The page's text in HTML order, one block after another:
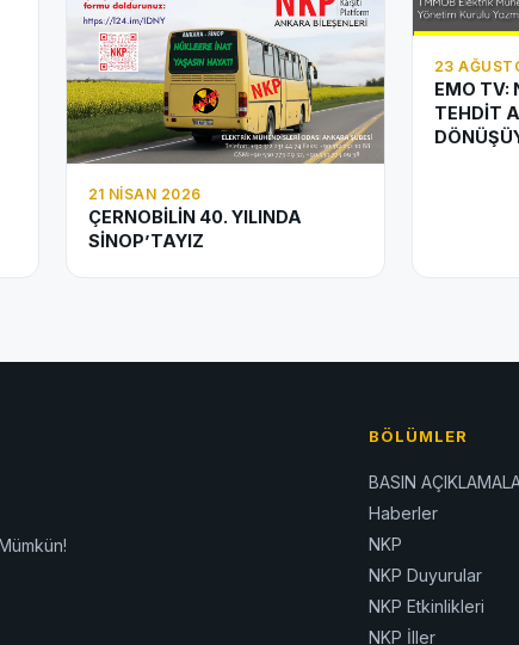
21 NISAN 2026
ÇERNOBİLİN 40. YILINDA
SİNOP’TAYIZ
23
EMO TV:
TEHDİT
BÖLÜMLER
BASIN
Haberler
NKP
NKP Duyurular
NKP Etkinlikleri
NKP İller